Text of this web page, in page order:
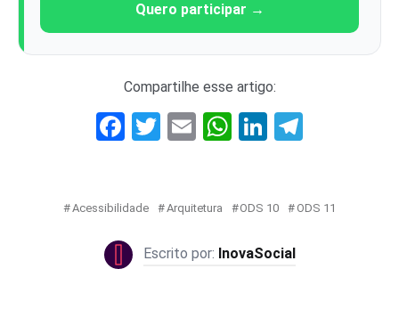
Quero participar →
Compartilhe esse artigo:
Facebook
Twitter
EmailWhatsApp
LinkedIn
Acessibilidade Arquitetura ODS 10 ODS 11
InovaSocial